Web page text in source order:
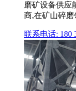
磨矿设备供应
商,在矿山碎磨
联系电话: 180